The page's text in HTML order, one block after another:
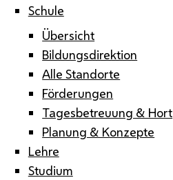
Schule
Übersicht
Bildungsdirektion
Alle Standorte
Förderungen
Tagesbetreuung & Hort
Planung & Konzepte
Lehre
Studium